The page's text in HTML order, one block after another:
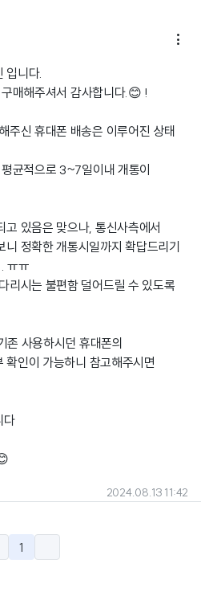

입니다.
매해주셔서 감사합니다.😊 !
주신 휴대폰 배송은 이루어진 상태
균적으로 3~7일이내 개통이
있음은 맞으나, 통신사측에서
정확한 개통시일까지 확답드리기
ㅠㅠ
리시는 불편함 덜어드릴 수 있도록
존 사용하시던 휴대폰의
인이 가능하니 참고해주시면
다
2024.08.13 11:42
1